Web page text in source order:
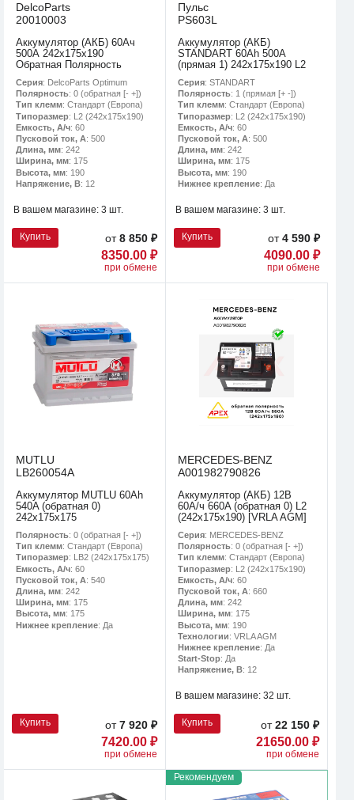
DelcoParts
20010003
Аккумулятор (АКБ) 60Ач
500А 242х175х190
Обратная Полярность
Серия: DelcoParts Optimum
Полярность: 0 (обратная [- +])
Тип клемм: Стандарт (Европа)
Типоразмер: L2 (242х175х190)
Емкость, А/ч: 60
Пусковой ток, А: 500
Длина, мм: 242
Ширина, мм: 175
Высота, мм: 190
Напряжение, В: 12
В вашем магазине: 3 шт.
Купить от8 850 ₽
8350.00 ₽
при обмене
Пульс
PS603L
Аккумулятор (АКБ)
STANDART 60Ah 500A
(прямая 1) 242x175x190 L2
Серия: STANDART
Полярность: 1 (прямая [+ -])
Тип клемм: Стандарт (Европа)
Типоразмер: L2 (242х175х190)
Емкость, А/ч: 60
Пусковой ток, А: 500
Длина, мм: 242
Ширина, мм: 175
Высота, мм: 190
Нижнее крепление: Да
В вашем магазине: 3 шт.
Купить от4 590 ₽
4090.00 ₽
при обмене
MUTLU
LB260054A
Аккумулятор MUTLU 60Ah
540A (обратная 0)
242x175x175
Полярность: 0 (обратная [- +])
Тип клемм: Стандарт (Европа)
Типоразмер: LB2 (242x175x175)
Емкость, А/ч: 60
Пусковой ток, А: 540
Длина, мм: 242
Ширина, мм: 175
Высота, мм: 175
Нижнее крепление: Да
Купить от7 920 ₽
7420.00 ₽
при обмене
MERCEDES-BENZ
A001982790826
Аккумулятор (АКБ) 12В
60А/ч 660A (обратная 0) L2
(242х175х190) [VRLA AGM]
Серия: MERCEDES-BENZ
Полярность: 0 (обратная [- +])
Тип клемм: Стандарт (Европа)
Типоразмер: L2 (242х175х190)
Емкость, А/ч: 60
Пусковой ток, А: 660
Длина, мм: 242
Ширина, мм: 175
Высота, мм: 190
Технологии: VRLA AGM
Нижнее крепление: Да
Start-Stop: Да
Напряжение, В: 12
В вашем магазине: 32 шт.
Купить от22 150 ₽
21650.00 ₽
при обмене
Рекомендуем